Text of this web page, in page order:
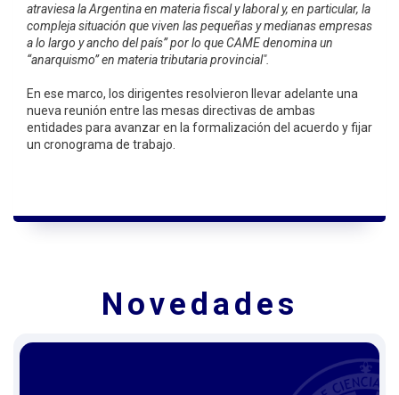
atraviesa la Argentina en materia fiscal y laboral y, en particular, la
compleja situación que viven las pequeñas y medianas empresas
a lo largo y ancho del país” por lo que CAME denomina un
“anarquismo” en materia tributaria provincial".
En ese marco, los dirigentes resolvieron llevar adelante una
nueva reunión entre las mesas directivas de ambas
entidades para avanzar en la formalización del acuerdo y fijar
un cronograma de trabajo.
Novedades